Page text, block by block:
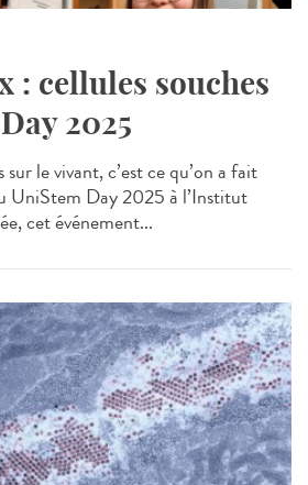
: cellules souches
2025
sur le vivant, c’est ce qu’on a fait
UniStem Day 2025 à l’Institut
cet événement...